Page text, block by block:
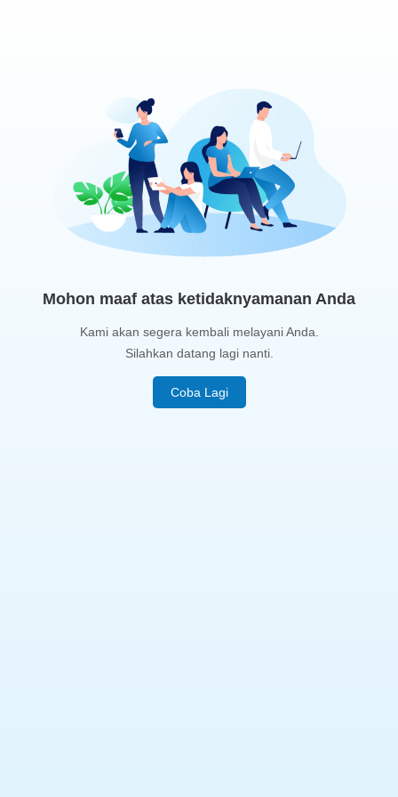
Mohon maaf atas ketidaknyamanan Anda
Kami akan segera kembali melayani Anda.
Silahkan datang lagi nanti.
Coba Lagi